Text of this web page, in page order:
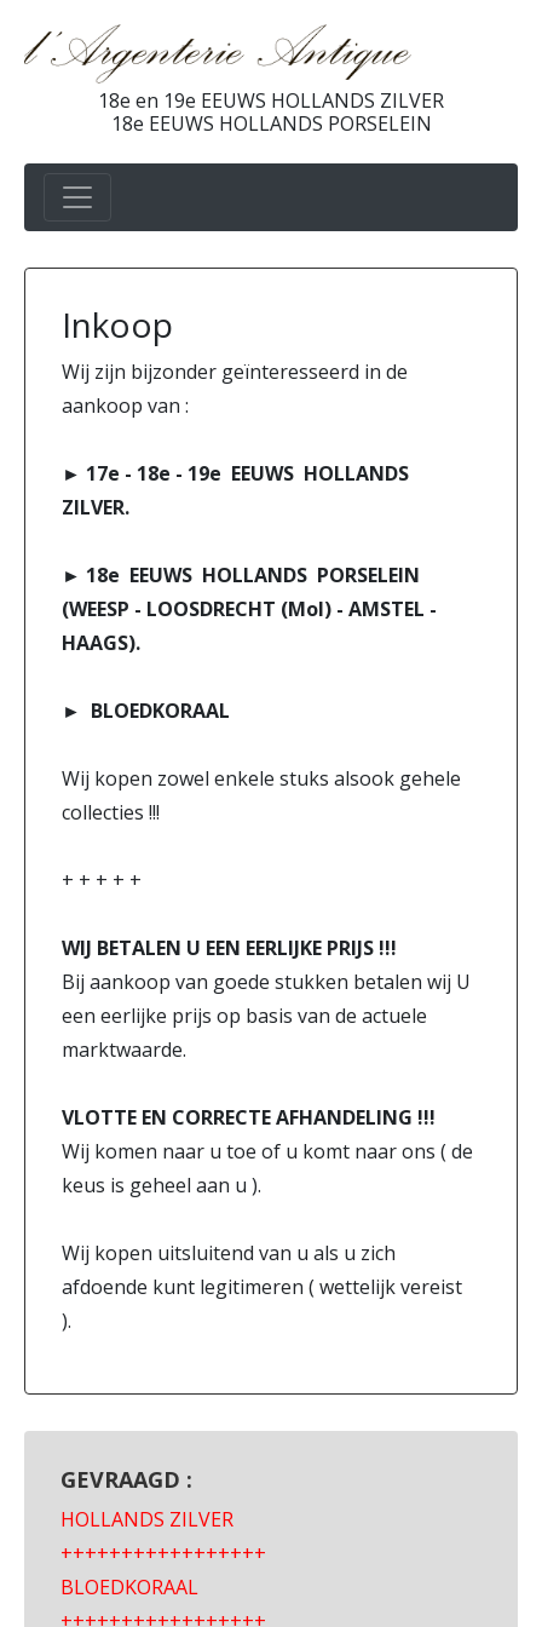
18e en 19e EEUWS HOLLANDS ZILVER
18e EEUWS HOLLANDS PORSELEIN
Inkoop
Wij zijn bijzonder geïnteresseerd in de
aankoop van :
► 17e - 18e - 19e EEUWS HOLLANDS
ZILVER.
► 18e EEUWS HOLLANDS PORSELEIN
(WEESP - LOOSDRECHT (Mol) - AMSTEL -
HAAGS).
► BLOEDKORAAL
Wij kopen zowel enkele stuks alsook gehele
collecties !!!
+ + + + +
WIJ BETALEN U EEN EERLIJKE PRIJS !!!
Bij aankoop van goede stukken betalen wij U
een eerlijke prijs op basis van de actuele
marktwaarde.
VLOTTE EN CORRECTE AFHANDELING !!!
Wij komen naar u toe of u komt naar ons ( de
keus is geheel aan u ).
Wij kopen uitsluitend van u als u zich
afdoende kunt legitimeren ( wettelijk vereist
).
GEVRAAGD :
HOLLANDS ZILVER
+++++++++++++++++
BLOEDKORAAL
+++++++++++++++++